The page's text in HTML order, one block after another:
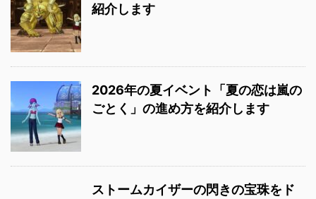
紹介します
2026年の夏イベント「夏の恋は嵐の
ごとく」の進め方を紹介します
ストームカイザーの閃きの宝珠をド